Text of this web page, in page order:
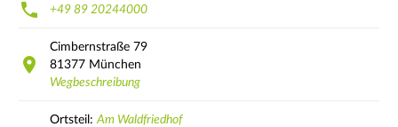
+49 89 20244000
Cimbernstraße 79
81377 München
Wegbeschreibung
Ortsteil: Am Waldfriedhof